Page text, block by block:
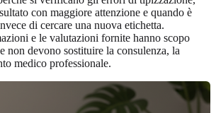
con maggiore attenzione e quando è
di cercare una nuova etichetta.
e le valutazioni fornite hanno scopo
non devono sostituire la consulenza, la
medico professionale.